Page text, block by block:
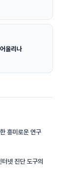
올리나
흥미로운 연구
넷 진단 도구의